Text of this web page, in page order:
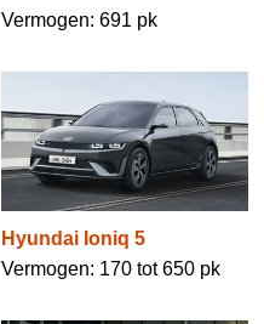
Vermogen: 691 pk
Hyundai Ioniq 5
Vermogen: 170 tot 650 pk